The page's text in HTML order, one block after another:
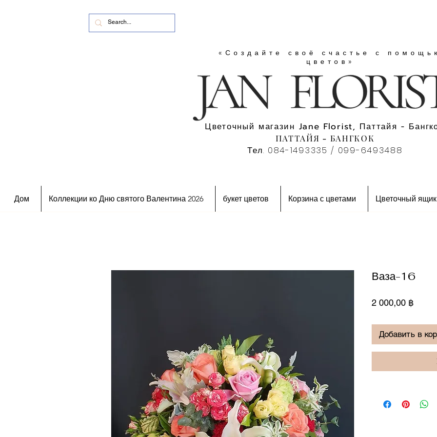
«Создайте своё счастье с
цветов»
Цветочный магазин Jane Florist, Паттайя -
ПАТТАЙЯ - БАНГКОК
Тел. 084-1493335 / 099-6493488
Дом Коллекции ко Дню святого Валентина 2026 букет цветов Корзина с цветами Цветочный ящик
Ваза-16
2 000,00 ฿Цена
Добавить в